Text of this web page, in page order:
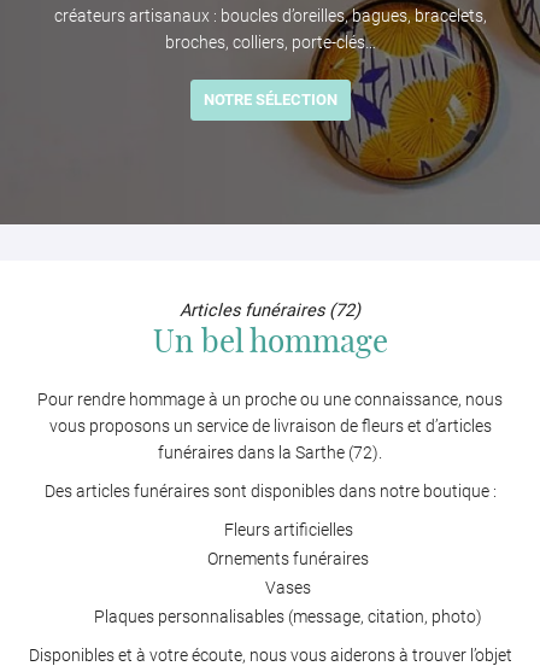
créateurs artisanaux : boucles d’oreilles, bagues, bracelets,
broches, colliers, porte-clés…
NOTRE SÉLECTION
Articles funéraires (72)
Un bel hommage
Pour rendre hommage à un proche ou une connaissance, nous
vous proposons un service de livraison de fleurs et d’articles
funéraires dans la Sarthe (72).
Des articles funéraires sont disponibles dans notre boutique :
Fleurs artificielles
Ornements funéraires
Vases
Plaques personnalisables (message, citation, photo)
Disponibles et à votre écoute, nous vous aiderons à trouver l’objet